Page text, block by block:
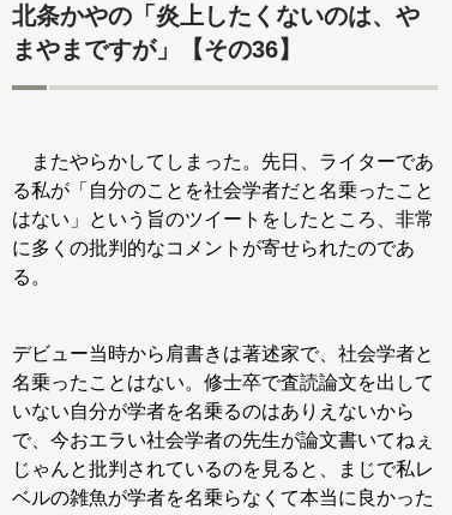
北条かやの「炎上したくないのは、や
まやまですが」【その36】
またやらかしてしまった。先日、ライターであ
る私が「自分のことを社会学者だと名乗ったこと
はない」という旨のツイートをしたところ、非常
に多くの批判的なコメントが寄せられたのであ
る。
デビュー当時から肩書きは著述家で、社会学者と
名乗ったことはない。修士卒で査読論文を出して
いない自分が学者を名乗るのはありえないから
で、今おエラい社会学者の先生が論文書いてねぇ
じゃんと批判されているのを見ると、まじで私レ
ベルの雑魚が学者を名乗らなくて本当に良かった